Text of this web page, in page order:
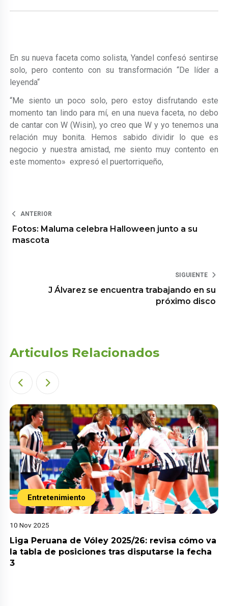
En su nueva faceta como solista, Yandel confesó sentirse
solo, pero contento con su transformación “De líder a
leyenda“
“Me siento un poco solo, pero estoy disfrutando este
momento tan lindo para mí, en una nueva faceta, no debo
de cantar con W (Wisin), yo creo que W y yo tenemos una
relación muy bonita. Hemos sabido dividir lo que es
negocio y nuestra amistad, me siento muy contento en
este momento» expresó el puertorriqueño,
ANTERIOR
Fotos: Maluma celebra Halloween junto a su
mascota
SIGUIENTE
J Álvarez se encuentra trabajando en su
próximo disco
Articulos Relacionados
Entretenimiento
10 Nov 2025
Liga Peruana de Vóley 2025/26: revisa cómo va
la tabla de posiciones tras disputarse la fecha
3